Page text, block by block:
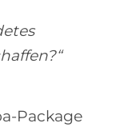
Package